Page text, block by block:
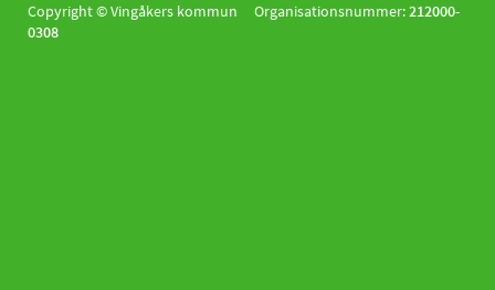
Copyright © Vingåkers kommun Organisationsnummer:212000-
0308